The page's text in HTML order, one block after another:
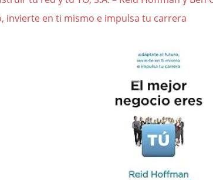
invierte en ti mismo e impulsa tu carrera